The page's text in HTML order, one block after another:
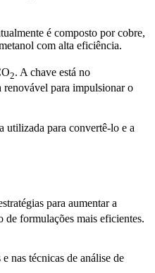
é composto por cobre,
com alta eficiência.
2. A chave está no
renovável para impulsionar o
utilizada para convertê-lo e a
para aumentar a
de formulações mais eficientes.
nas técnicas de análise de